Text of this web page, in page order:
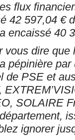
42 597,04 €
encaissé 40
dire que
pépinière
de PSE et
SOLAIRE
ignorer